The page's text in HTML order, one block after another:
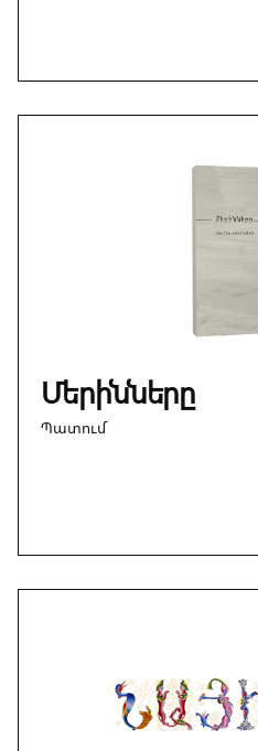
Մերինները
Պատում